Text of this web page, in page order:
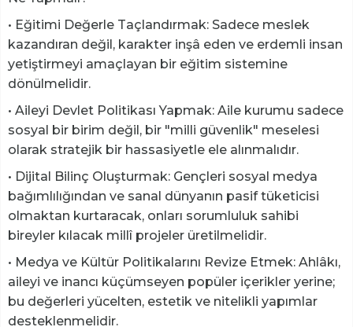
• ​Eğitimi Değerle Taçlandırmak: Sadece meslek
kazandıran değil, karakter inşâ eden ve erdemli insan
yetiştirmeyi amaçlayan bir eğitim sistemine
dönülmelidir.
• ​Aileyi Devlet Politikası Yapmak: Aile kurumu sadece
sosyal bir birim değil, bir "milli güvenlik" meselesi
olarak stratejik bir hassasiyetle ele alınmalıdır.
• ​Dijital Bilinç Oluşturmak: Gençleri sosyal medya
bağımlılığından ve sanal dünyanın pasif tüketicisi
olmaktan kurtaracak, onları sorumluluk sahibi
bireyler kılacak millî projeler üretilmelidir.
• ​Medya ve Kültür Politikalarını Revize Etmek: Ahlâkı,
aileyi ve inancı küçümseyen popüler içerikler yerine;
bu değerleri yücelten, estetik ve nitelikli yapımlar
desteklenmelidir.